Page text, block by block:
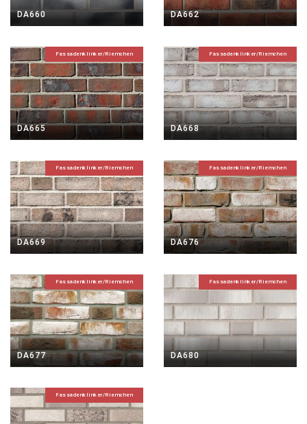
DA660 DA662
DA665
Fassadenklinker/Riemchen
DA668
Fassadenklinker/Riemchen
DA669
Fassadenklinker/Riemchen
DA676
Fassadenklinker/Riemchen
DA677
Fassadenklinker/Riemchen
DA680
Fassadenklinker/Riemchen
Fassadenklinker/Riemchen